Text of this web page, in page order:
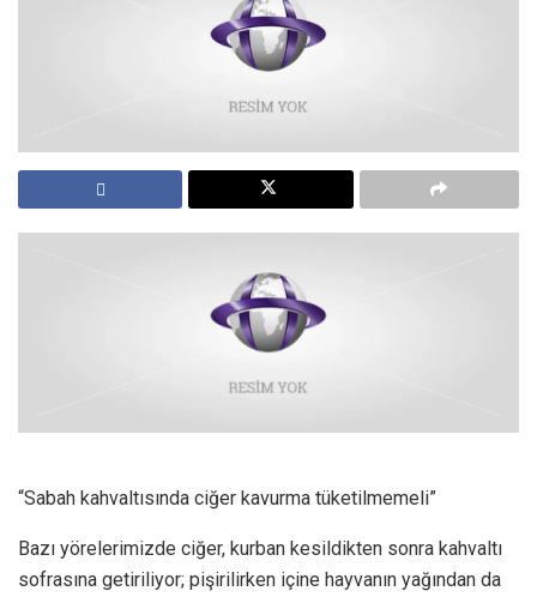
“Sabah kahvaltısında ciğer kavurma tüketilmemeli”
Bazı yörelerimizde ciğer, kurban kesildikten sonra kahvaltı
sofrasına getiriliyor; pişirilirken içine hayvanın yağından da